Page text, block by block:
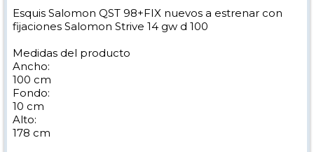
Esquis Salomon QST 98+FIX nuevos a estrenar con
fijaciones Salomon Strive 14 gw d 100
Medidas del producto
Ancho:
100 cm
Fondo:
10 cm
Alto:
178 cm